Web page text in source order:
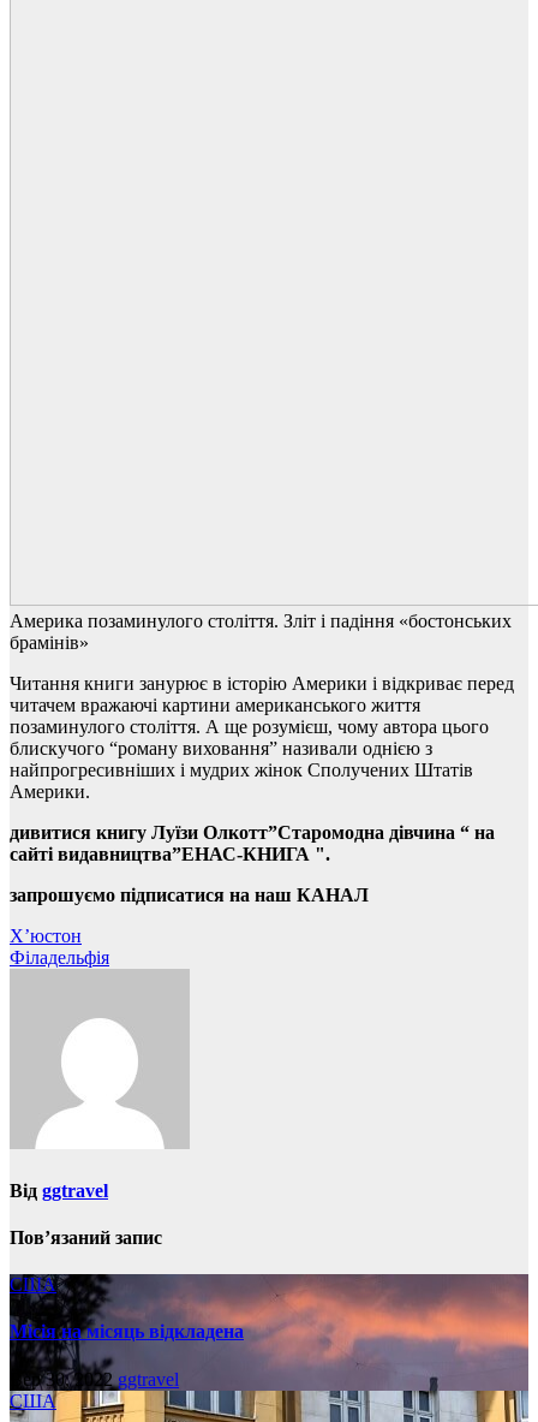
Америка позаминулого століття. Зліт і падіння «бостонських
брамінів»
Читання книги занурює в історію Америки і відкриває перед
читачем вражаючі картини американського життя
позаминулого століття. А ще розумієш, чому автора цього
блискучого “роману виховання” називали однією з
найпрогресивніших і мудрих жінок Сполучених Штатів
Америки.
дивитися книгу Луїзи Олкотт”Старомодна дівчина “ на
сайті видавництва”ЕНАС-КНИГА ".
запрошуємо підписатися на наш КАНАЛ
Навігація
записів
Х’юстон
Філадельфія
Від ggtravel
Пов’язаний запис
США
Місія на місяць відкладена
Вер 30, 2022 ggtravel
США